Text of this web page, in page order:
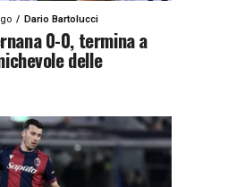
Dario Bartolucci
0-0, termina a
delle